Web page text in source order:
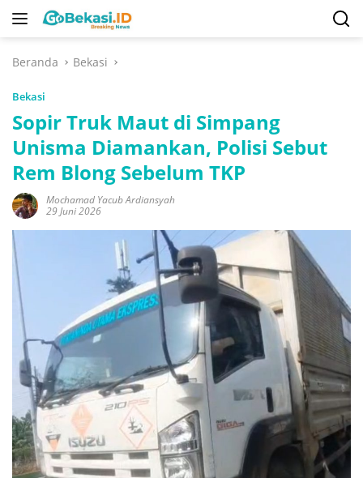
Langsung
Beranda
Bekasi
Bekasi
Sopir Truk Maut di Simpang
Unisma Diamankan, Polisi Sebut
Rem Blong Sebelum TKP
Mochamad Yacub Ardiansyah
29 Juni 2026